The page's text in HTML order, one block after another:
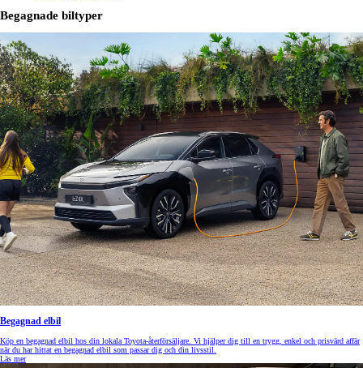
Begagnade biltyper
Begagnad elbil
Köp en begagnad elbil hos din lokala Toyota-återförsäljare. Vi hjälper dig till en trygg, enkel och prisvärd affär
när du har hittat en begagnad elbil som passar dig och din livsstil.
Läs mer